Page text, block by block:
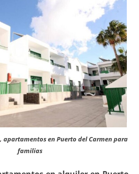
, apartamentos en Puerto del Carmen para
familias